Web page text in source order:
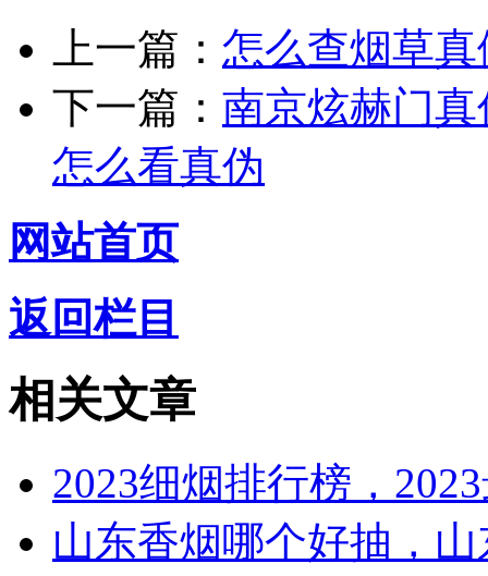
上一篇： 怎么查烟草
下一篇： 南京炫赫门
怎么看真伪
网站首页
返回栏目
相关文章
2023细烟排行榜，
山东香烟哪个好抽，